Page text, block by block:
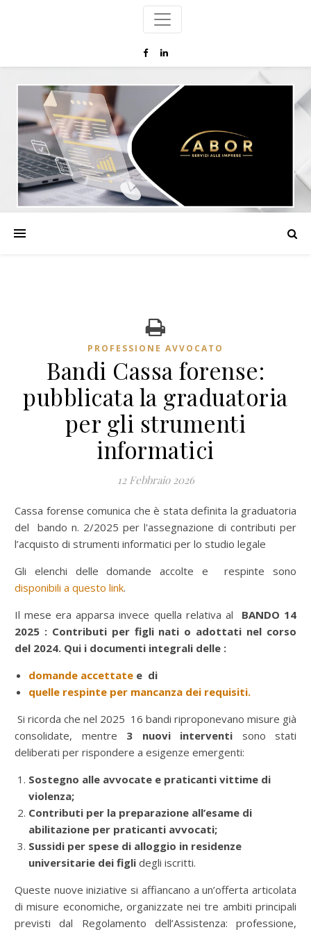
PROFESSIONE AVVOCATO
Bandi Cassa forense:
pubblicata la graduatoria
per gli strumenti
informatici
12 Febbraio 2026
Cassa forense comunica che è stata definita la graduatoria
del bando n. 2/2025 per l'assegnazione di contributi per
l’acquisto di strumenti informatici per lo studio legale
Gli elenchi delle domande accolte e respinte sono
disponibili a questo link.
Il mese era apparsa invece quella relativa al BANDO 14
2025 : Contributi per figli nati o adottati nel corso
del 2024. Qui i documenti integrali delle :
domande accettate e di
quelle respinte per mancanza dei requisiti.
Si ricorda che nel 2025 16 bandi riproponevano misure già
consolidate, mentre 3 nuovi interventi sono stati
deliberati per rispondere a esigenze emergenti:
Sostegno alle avvocate e praticanti vittime di
violenza;
Contributi per la preparazione all’esame di
abilitazione per praticanti avvocati;
Sussidi per spese di alloggio in residenze
universitarie dei figli degli iscritti.
Queste nuove iniziative si affiancano a un’offerta articolata
di misure economiche, organizzate nei tre ambiti principali
previsti dal Regolamento dell’Assistenza: professione,